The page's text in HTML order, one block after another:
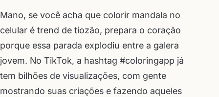
Mano, se você acha que colorir mandala no
celular é trend de tiozão, prepara o coração
porque essa parada explodiu entre a galera
jovem. No TikTok, a hashtag #coloringapp já
tem bilhões de visualizações, com gente
mostrando suas criações e fazendo aqueles